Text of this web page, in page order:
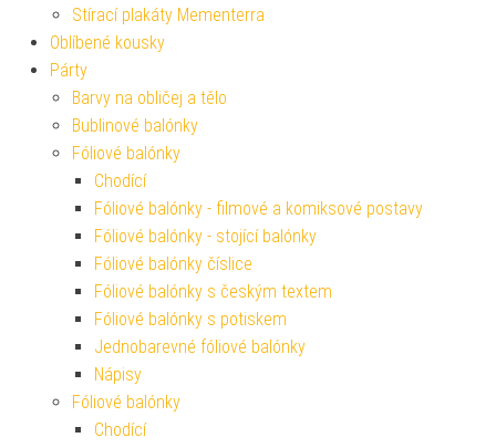
Stírací plakáty Mementerra
Oblíbené kousky
Párty
Barvy na obličej a tělo
Bublinové balónky
Fóliové balónky
Chodící
Fóliové balónky - filmové a komiksové postavy
Fóliové balónky - stojící balónky
Fóliové balónky číslice
Fóliové balónky s českým textem
Fóliové balónky s potiskem
Jednobarevné fóliové balónky
Nápisy
Fóliové balónky
Chodící